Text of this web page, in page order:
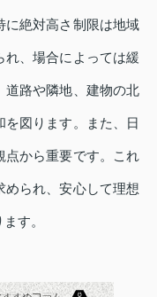
に絶対高さ制限は地域
れ、場合によっては緩
道路や隣地、建物の北
図ります。また、日
点から重要です。これ
められ、安心して理想
す。